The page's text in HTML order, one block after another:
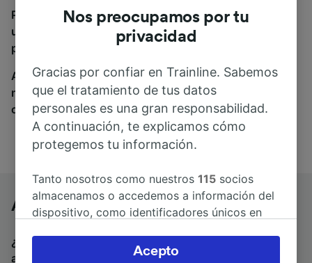
Para encontrar billetes de autobús, simplemente haz
una búsqueda y nosotros compararemos horarios y
precios tanto de tren como de autobús.
A donde quiera que vayas, tu viaje empieza con
nosotros. Encuentra billetes de más de 170
compañías de tren y autobús.
Angers St-Laud a Lorient en autobús
¿Estás buscando un billete de vuelta para volver en
autobús? Visita
autobuses de Lorient a Angers St-
Nos preocupamos por tu
privacidad
Gracias por confiar en Trainline. Sabemos
que el tratamiento de tus datos
personales es una gran responsabilidad.
A continuación, te explicamos cómo
protegemos tu información.
Tanto nosotros como nuestros115 socios
almacenamos o accedemos a información del
dispositivo, como identificadores únicos en
Puedes aceptar o administrar tus preferencias
Acepto